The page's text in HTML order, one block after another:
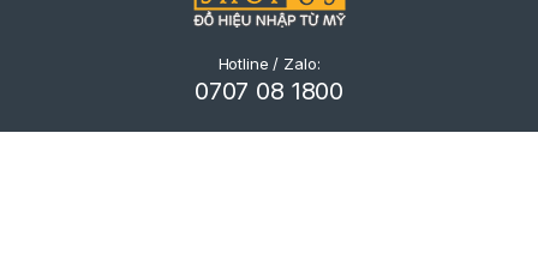
Hotline / Zalo:
0707 08 1800